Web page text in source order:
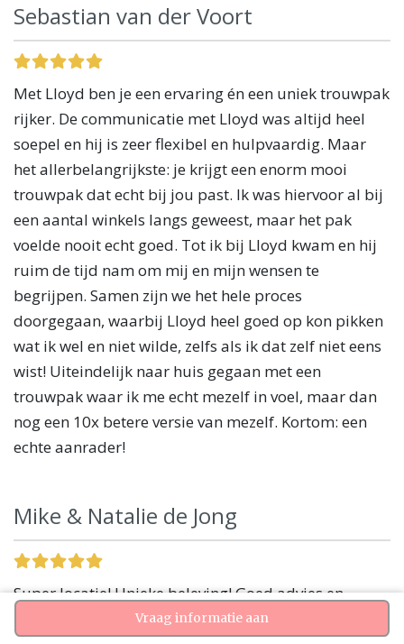
Vraag informatie aan
Sebastian van der Voort
Met Lloyd ben je een ervaring én een uniek trouwpak
rijker. De communicatie met Lloyd was altijd heel
soepel en hij is zeer flexibel en hulpvaardig. Maar
het allerbelangrijkste: je krijgt een enorm mooi
trouwpak dat echt bij jou past. Ik was hiervoor al bij
een aantal winkels langs geweest, maar het pak
voelde nooit echt goed. Tot ik bij Lloyd kwam en hij
ruim de tijd nam om mij en mijn wensen te
begrijpen. Samen zijn we het hele proces
doorgegaan, waarbij Lloyd heel goed op kon pikken
wat ik wel en niet wilde, zelfs als ik dat zelf niet eens
wist! Uiteindelijk naar huis gegaan met een
trouwpak waar ik me echt mezelf in voel, maar dan
nog een 10x betere versie van mezelf. Kortom: een
echte aanrader!
Mike & Natalie de Jong
Super locatie! Unieke beleving! Goed advies en
denken super mee met je! Zeker een aanrader voor